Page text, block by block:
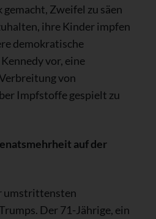
Zweifel zu säen
ihre Kinder impfen
demokratische
vor, eine
von
Impfstoffe gespielt zu
auf der
umstrittensten
Der 71-Jährige, ein